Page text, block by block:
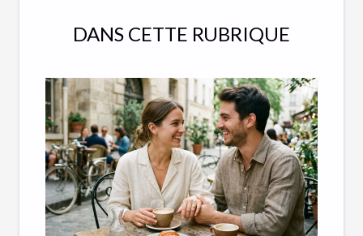
DANS CETTE RUBRIQUE